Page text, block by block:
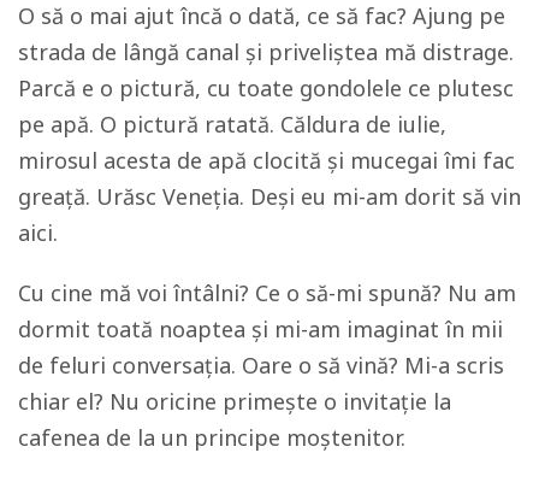
O să o mai ajut încă o dată, ce să fac? Ajung pe
strada de lângă canal și priveliștea mă distrage.
Parcă e o pictură, cu toate gondolele ce plutesc
pe apă. O pictură ratată. Căldura de iulie,
mirosul acesta de apă clocită și mucegai îmi fac
greață. Urăsc Veneția. Deși eu mi-am dorit să vin
aici.
Cu cine mă voi întâlni? Ce o să-mi spună? Nu am
dormit toată noaptea și mi-am imaginat în mii
de feluri conversația. Oare o să vină? Mi-a scris
chiar el? Nu oricine primește o invitație la
cafenea de la un principe moștenitor.